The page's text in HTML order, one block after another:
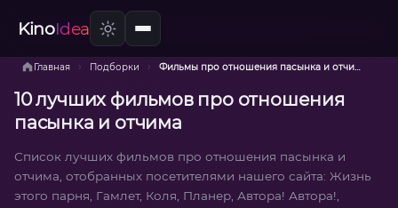
KinoIdea
Главная › Подборки ›
10 лучших фильмов про отношения
пасынка и отчима
Список лучших фильмов про отношения пасынка и
отчима, отобранных посетителями нашего сайта: Жизнь
этого парня, Гамлет, Коля, Планер, Автора! Автора!,